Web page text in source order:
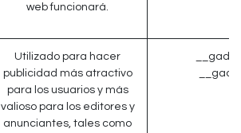
web funcionará.
Utilizado para hacer
publicidad más atractivo
para los usuarios y más
valioso para los editores y
anunciantes, tales como
__gads
__gac